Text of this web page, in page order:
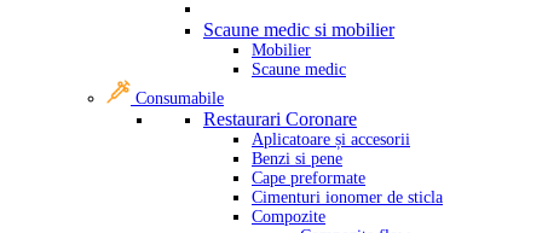
Scaune medic si mobilier
Mobilier
Scaune medic
Consumabile
Restaurari Coronare
Aplicatoare și accesorii
Benzi si pene
Cape preformate
Cimenturi ionomer de sticla
Compozite